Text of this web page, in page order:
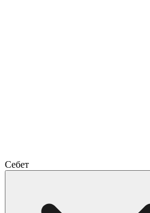
Себет